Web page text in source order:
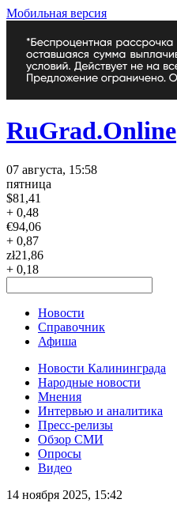
Мобильная версия
RuGrad.Online
07 августа, 15:58
пятница
$81,41
+ 0,48
€94,06
+ 0,87
zł21,86
+ 0,18
Новости
Справочник
Афиша
Новости Калининграда
Народные новости
Мнения
Интервью и аналитика
Пресс-релизы
Обзор СМИ
Опросы
Видео
14 ноября 2025, 15:42